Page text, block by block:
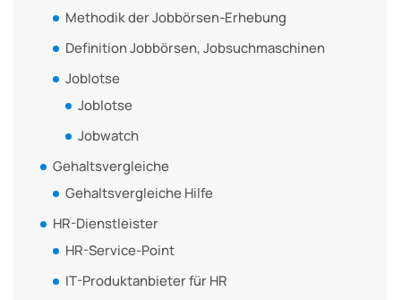
Methodik der Jobbörsen-Erhebung
Definition Jobbörsen, Jobsuchmaschinen
Joblotse
Joblotse
Jobwatch
Gehaltsvergleiche
Gehaltsvergleiche Hilfe
HR-Dienstleister
HR-Service-Point
IT-Produktanbieter für HR